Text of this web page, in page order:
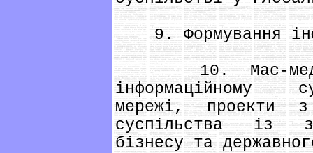
9. Формування
10. Мас-медіа
інформаційному
мережі, проекти з
суспільства із
бізнесу та